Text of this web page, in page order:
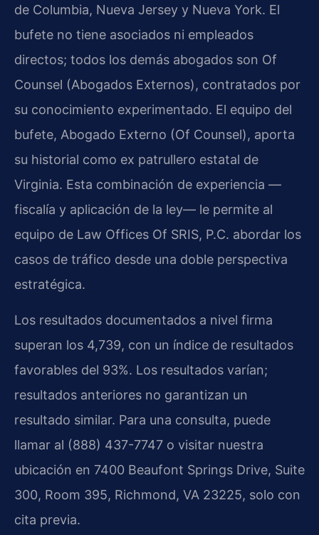
de Columbia, Nueva Jersey y Nueva York. El
bufete no tiene asociados ni empleados
directos; todos los demás abogados son Of
Counsel (Abogados Externos), contratados por
su conocimiento experimentado. El equipo del
bufete, Abogado Externo (Of Counsel), aporta
su historial como ex patrullero estatal de
Virginia. Esta combinación de experiencia —
fiscalía y aplicación de la ley— le permite al
equipo de Law Offices Of SRIS, P.C. abordar los
casos de tráfico desde una doble perspectiva
estratégica.
Los resultados documentados a nivel firma
superan los 4,739, con un índice de resultados
favorables del 93%. Los resultados varían;
resultados anteriores no garantizan un
resultado similar. Para una consulta, puede
llamar al (888) 437-7747 o visitar nuestra
ubicación en 7400 Beaufont Springs Drive, Suite
300, Room 395, Richmond, VA 23225, solo con
cita previa.